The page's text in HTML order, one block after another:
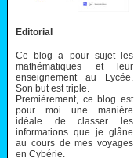
Editorial
Ce blog a pour sujet les
mathématiques et leur
enseignement au Lycée.
Son but est triple.
Premièrement, ce blog est
pour moi une manière
idéale de classer les
informations que je glâne
au cours de mes voyages
en Cybérie.